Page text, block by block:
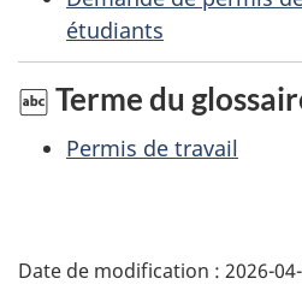
e
étudiants
Terme du
Permis de travail
Date de modification : 2026-